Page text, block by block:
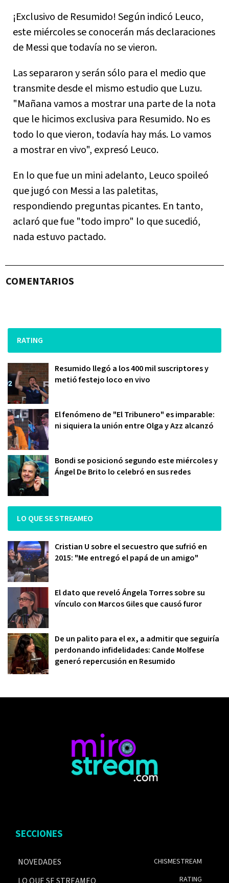
¡Exclusivo de Resumido! Según indicó Leuco,
este miércoles se conocerán más declaraciones
de Messi que todavía no se vieron.
Las separaron y serán sólo para el medio que
transmite desde el mismo estudio que Luzu.
"Mañana vamos a mostrar una parte de la nota
que le hicimos exclusiva para Resumido. No es
todo lo que vieron, todavía hay más. Lo vamos
a mostrar en vivo", expresó Leuco.
En lo que fue un mini adelanto, Leuco spoileó
que jugó con Messi a las paletitas,
respondiendo preguntas picantes. En tanto,
aclaró que fue "todo impro" lo que sucedió,
nada estuvo pactado.
COMENTARIOS
RATING
Resumido llegó a los 400 mil suscriptores y
metió festejo loco en vivo
El fenómeno de "El Tribunero" es imparable:
ni siquiera la unión entre Olga y Azz alcanzó
Bondi se posicionó segundo este miércoles y
Ángel De Brito lo celebró en sus redes
LO QUE SE STREAMEO
Cristian U sobre el secuestro que sufrió en
2015: "Me entregó el papá de un amigo"
El dato que reveló Ángela Torres sobre su
vínculo con Marcos Giles que causó furor
De un palito para el ex, a admitir que seguiría
perdonando infidelidades: Cande Molfese
generó repercusión en Resumido
SECCIONES
NOVEDADES
LO QUE SE STREAMEO
CHISMESTREAM
RATING